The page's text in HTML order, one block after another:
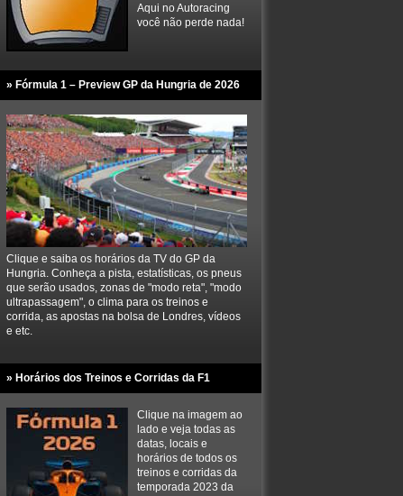
Aqui no Autoracing
você não perde nada!
» Fórmula 1 – Preview GP da Hungria de 2026
Clique e saiba os horários da TV do GP da
Hungria. Conheça a pista, estatísticas, os pneus
que serão usados, zonas de "modo reta", "modo
ultrapassagem", o clima para os treinos e
corrida, as apostas na bolsa de Londres, vídeos
e etc.
» Horários dos Treinos e Corridas da F1
Clique na imagem ao
lado e veja todas as
datas, locais e
horários de todos os
treinos e corridas da
temporada 2023 da